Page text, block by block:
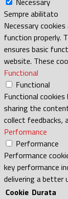
Sempre abilitato
Necessary
function properly.
ensures basic
website. These
Functional
Functional
Functional
sharing the
collect feedbacks,
Performance
Performance
Performance
key performance
delivering a better
Cookie Durata